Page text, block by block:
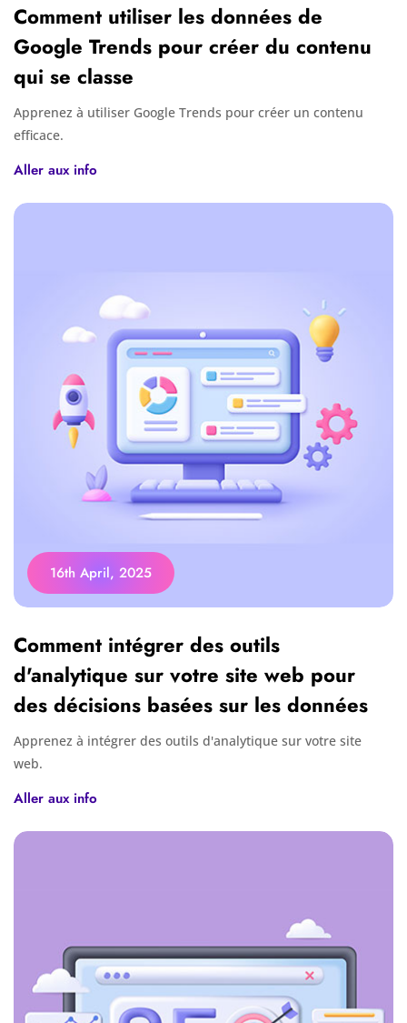
Comment utiliser les données de
Google Trends pour créer du contenu
qui se classe
Apprenez à utiliser Google Trends pour créer un contenu
efficace.
Aller aux info
16th April, 2025
Comment intégrer des outils
d'analytique sur votre site web pour
des décisions basées sur les données
Apprenez à intégrer des outils d'analytique sur votre site
web.
Aller aux info